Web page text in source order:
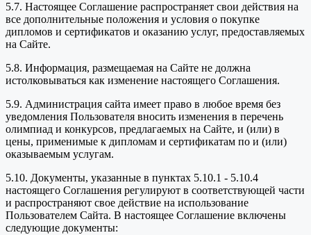
5.7. Настоящее Соглашение распространяет свои действия на
все дополнительные положения и условия о покупке
дипломов и сертификатов и оказанию услуг, предоставляемых
на Сайте.
5.8. Информация, размещаемая на Сайте не должна
истолковываться как изменение настоящего Соглашения.
5.9. Администрация сайта имеет право в любое время без
уведомления Пользователя вносить изменения в перечень
олимпиад и конкурсов, предлагаемых на Сайте, и (или) в
цены, применимые к дипломам и сертификатам по и (или)
оказываемым услугам.
5.10. Документы, указанные в пунктах 5.10.1 - 5.10.4
настоящего Соглашения регулируют в соответствующей части
и распространяют свое действие на использование
Пользователем Сайта. В настоящее Соглашение включены
следующие документы: